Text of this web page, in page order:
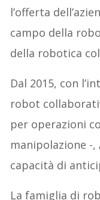
l’offerta
campo della
della robotica
Dal 2015, con
robot
per operazioni
manipolazione -
capacità di
La famiglia di